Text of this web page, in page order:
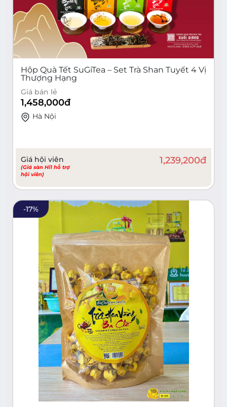
Hộp Quà Tết SuGiTea – Set Trà Shan Tuyết 4 Vị
Thượng Hạng
Giá bán lẻ
1,458,000đ
Hà Nội
Giá hội viên
(Giá sàn Hi1 hỗ trợ
hội viên)
1,239,200đ
-17%